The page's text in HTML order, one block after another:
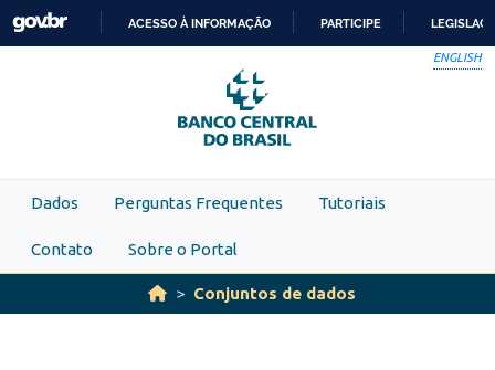
Skip to main content
PARA
O
CONTEÚDO
ACESSO À INFORMAÇÃO PARTICIPE
ENGLISH
Dados Perguntas Frequentes Tutoriais
Contato Sobre o Portal
Conjuntos de dados